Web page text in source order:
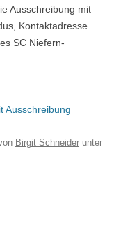
Ausschreibung mit
Kontaktadresse
SC Niefern-
Ausschreibung
Birgit Schneider unter